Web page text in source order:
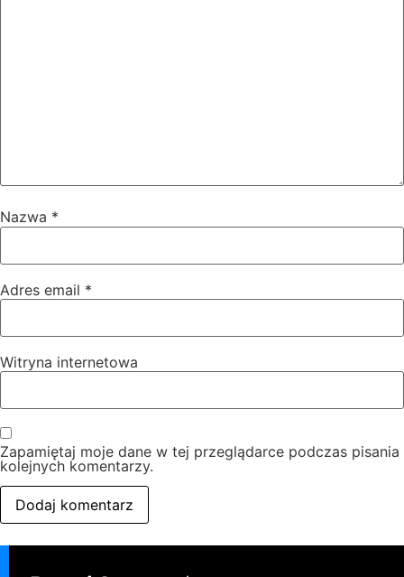
Nazwa *
Adres email *
Witryna internetowa
Zapamiętaj moje dane w tej przeglądarce podczas pisania
kolejnych komentarzy.